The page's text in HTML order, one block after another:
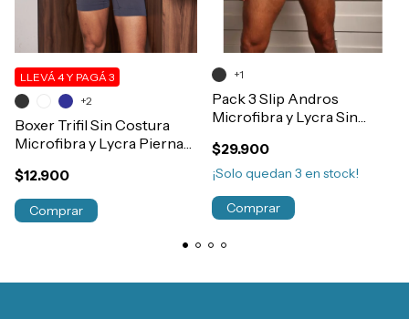
Boxer Trifil Sin Costura
Microfibra y Lycra Pierna
$12.900
LLEVÁ 4 Y PAGÁ 3
+2
Comprar
Pack 3 Slip Andros
Microfibra y Lycra Sin
$29.900
¡Solo quedan 3 en stock!
+1
Comprar